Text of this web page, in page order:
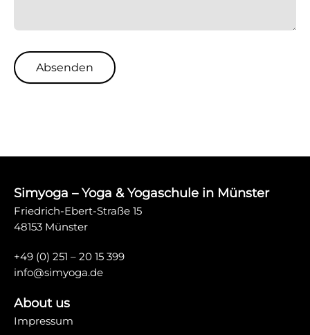
Absenden
Simyoga – Yoga & Yogaschule in Münster
Friedrich-Ebert-Straße 15
48153 Münster
+49 (0) 251 – 20 15 399
info@simyoga.de
About us
Impressum